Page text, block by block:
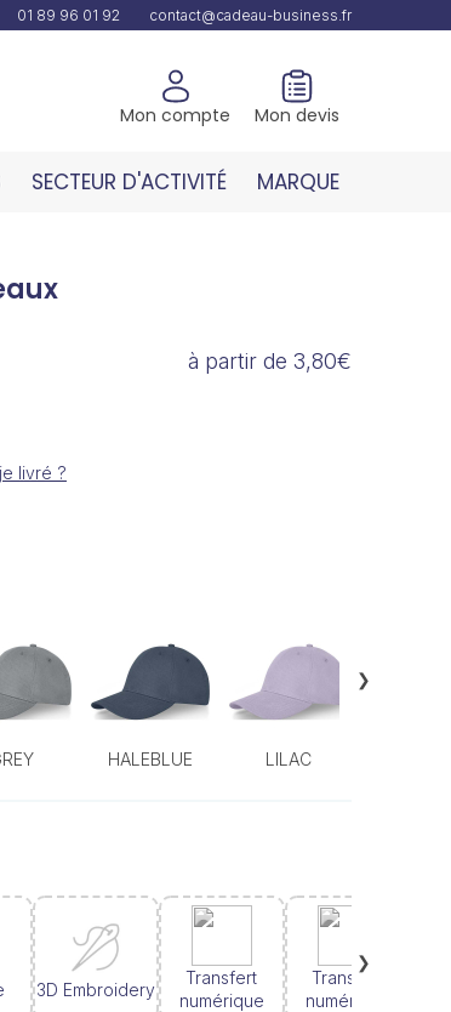
01 89 96 01 92 contact@cadeau-business.fr
Mon compte Mon devis
SECTEUR D'ACTIVITÉ MARQUE
à partir de 3,80€
livré ?
HALEBLUE LILAC
❯
3D Embroidery
Transfert
numérique
Transfert
numérique
❯